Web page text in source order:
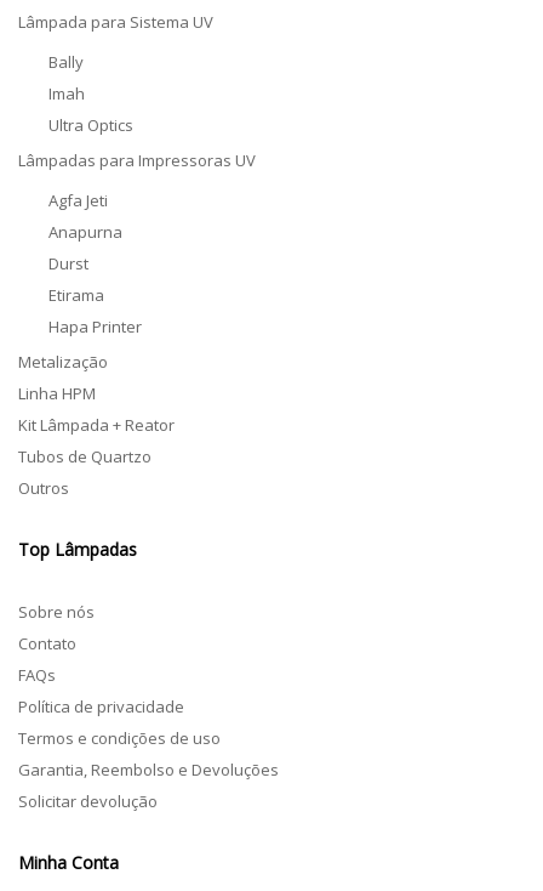
Lâmpada para Sistema UV
Bally
Imah
Ultra Optics
Lâmpadas para Impressoras UV
Agfa Jeti
Anapurna
Durst
Etirama
Hapa Printer
Metalização
Linha HPM
Kit Lâmpada + Reator
Tubos de Quartzo
Outros
Top Lâmpadas
Sobre nós
Contato
FAQs
Política de privacidade
Termos e condições de uso
Garantia, Reembolso e Devoluções
Solicitar devolução
Minha Conta